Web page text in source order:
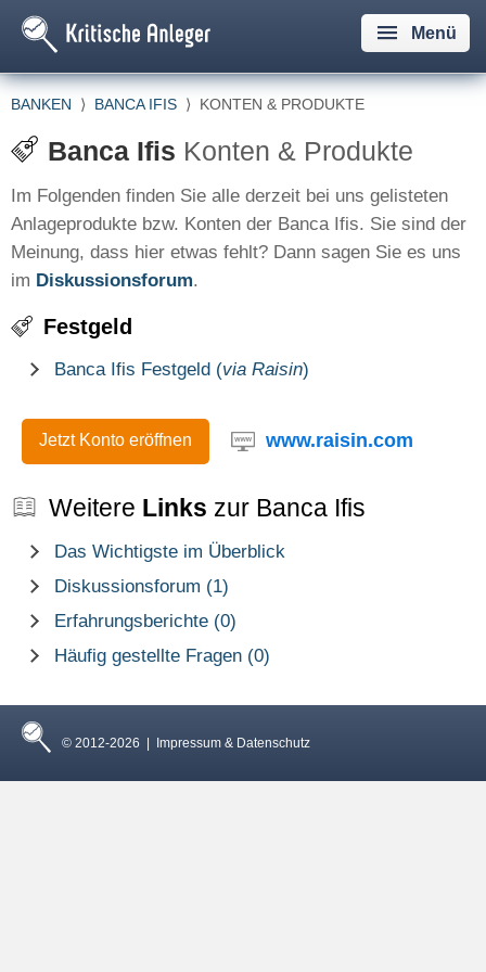
Menü
BANKEN ⟩ BANCA IFIS ⟩ KONTEN & PRODUKTE
Banca Ifis Konten & Produkte
Im Folgenden finden Sie alle derzeit bei uns gelisteten
Anlageprodukte bzw. Konten der Banca Ifis. Sie sind der
Meinung, dass hier etwas fehlt? Dann sagen Sie es uns
im Diskussionsforum.
Festgeld
Banca Ifis Festgeld (via Raisin)
Jetzt Konto eröffnen www.raisin.com
Weitere Links zur Banca Ifis
Das Wichtigste im Überblick
Diskussionsforum (1)
Erfahrungsberichte (0)
Häufig gestellte Fragen (0)
© 2012-2026 | Impressum & Datenschutz